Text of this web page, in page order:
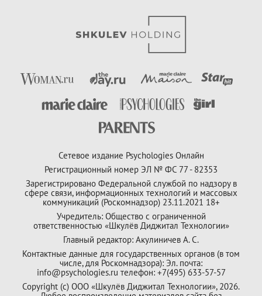
Сетевое издание Psychologies Онлайн
Регистрационный номер ЭЛ № ФС 77 - 82353
Зарегистрировано Федеральной службой по надзору в
сфере связи, информационных технологий и массовых
коммуникаций (Роскомнадзор) 23.11.2021 18+
Учредитель: Общество с ограниченной
ответственностью «Шкулёв Диджитал Технологии»
Главный редактор: Акулиничев А. С.
Контактные данные для государственных органов (в том
числе, для Роскомнадзора): Эл. почта:
info@psychologies.ru телефон: +7(495) 633-57-57
Copyright (с) ООО «Шкулёв Диджитал Технологии», 2026.